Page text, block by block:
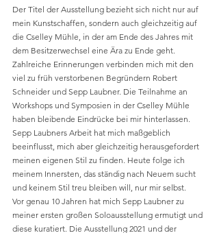
Der Titel der Ausstellung bezieht sich nicht nur auf
mein Kunstschaffen, sondern auch gleichzeitig auf
die Cselley Mühle, in der am Ende des Jahres mit
dem Besitzerwechsel eine Ära zu Ende geht.
Zahlreiche Erinnerungen verbinden mich mit den
viel zu früh verstorbenen Begründern Robert
Schneider und Sepp Laubner. Die Teilnahme an
Workshops und Symposien in der Cselley Mühle
haben bleibende Eindrücke bei mir hinterlassen.
Sepp Laubners Arbeit hat mich maßgeblich
beeinflusst, mich aber gleichzeitig herausgefordert
meinen eigenen Stil zu finden. Heute folge ich
meinem Innersten, das ständig nach Neuem sucht
und keinem Stil treu bleiben will, nur mir selbst.
Vor genau 10 Jahren hat mich Sepp Laubner zu
meiner ersten großen Soloausstellung ermutigt und
diese kuratiert. Die Ausstellung 2021 und der